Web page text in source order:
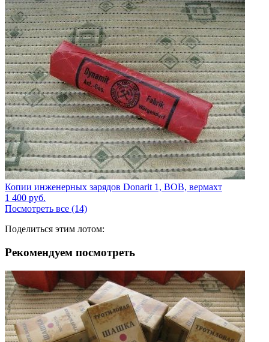
Копии инженерных зарядов Donarit 1, ВОВ, вермахт
1 400 руб.
Посмотреть все (14)
Поделиться этим лотом:
Рекомендуем посмотреть